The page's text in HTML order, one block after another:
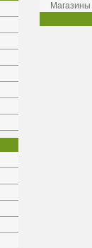
Магазины